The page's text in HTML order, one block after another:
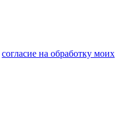
согласие на обработку моих